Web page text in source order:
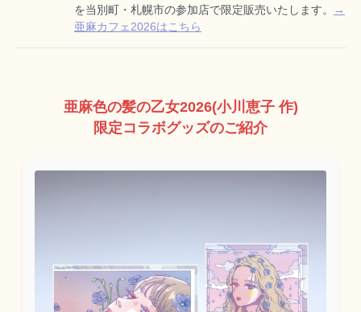
を当別町・札幌市の参加店で限定販売いたします。
→
亜麻カフェ2026はこちら
亜麻色の髪の乙女2026(小川恵子 作)
限定コラボグッズのご紹介